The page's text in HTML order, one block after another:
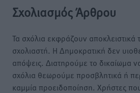
Σχολιασμός Άρθρου
Τα σχόλια εκφράζουν αποκλειστικά
σχολιαστή. Η Δημοκρατική δεν
απόψεις. Διατηρούμε το δικαίωμα
σχόλια θεωρούμε προσβλητικά ή
καμμία προειδοποίηση. Χρήστες